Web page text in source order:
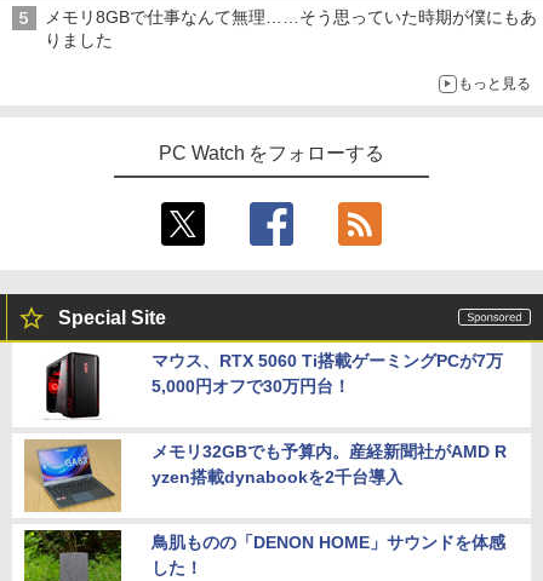
メモリ8GBで仕事なんて無理……そう思っていた時期が僕にもあ
りました
もっと見る
PC Watch をフォローする
Special Site
マウス、RTX 5060 Ti搭載ゲーミングPCが7万
5,000円オフで30万円台！
メモリ32GBでも予算内。産経新聞社がAMD R
yzen搭載dynabookを2千台導入
鳥肌ものの「DENON HOME」サウンドを体感
した！